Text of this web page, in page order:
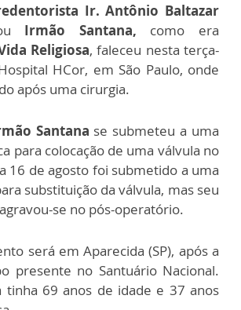
Ir. Antônio Baltazar
Irmão Santana, como era
Religiosa, faleceu nesta terça-
HCor, em São Paulo, onde
após uma cirurgia.
Santana se submeteu a uma
para colocação de uma válvula no
16 de agosto foi submetido a uma
substituição da válvula, mas seu
se no pós-operatório.
será em Aparecida (SP), após a
presente no Santuário Nacional.
tinha 69 anos de idade e 37 anos